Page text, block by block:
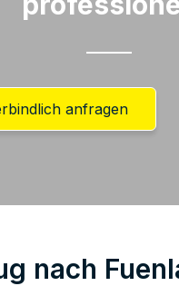
anfragen
nach